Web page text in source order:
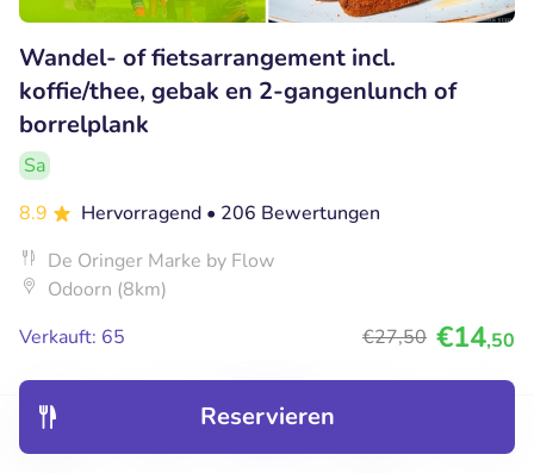
Entdecken
Reservieren
Wandel- of fietsarrangement incl.
koffie/thee, gebak en 2-gangenlunch of
borrelplank
Sa
8.9
Hervorragend • 206 Bewertungen
De Oringer Marke by Flow
Odoorn (8km)
Verkauft: 65
€27,50 €14,50